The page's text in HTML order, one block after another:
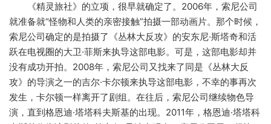
《精灵旅社》的立项，很早就确定了。2006年，索尼公司
就准备就“怪物和人类的亲密接触”拍摄一部动画片。那个时候，
索尼公司确定的是拍摄了《丛林大反攻》的安东尼·斯塔奇和活
跃在电视圈的大卫·菲斯来执导这部电影。可是，这部电影却并
没有成功开拍。2008年，索尼公司又找来了同是《丛林大反
攻》的导演之一的吉尔·卡尔顿来执导这部电影，不幸的事再次
发生，卡尔顿一样离开了剧组。在往后，索尼公司继续物色导
演，直到格恩迪·塔塔科夫斯基的出现。2011年，格恩迪·塔塔科